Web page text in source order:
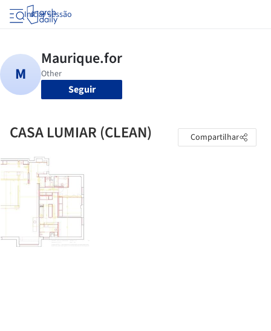
Iniciar sessão
Seguir
CASA LUMIAR (CLEAN) Compartilhar